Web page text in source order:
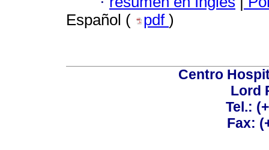
Español (
pdf )
Centro
Lord
Tel.:
Fax: